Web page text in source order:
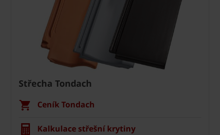
Střecha Tondach
Ceník Tondach
Kalkulace střešní krytiny